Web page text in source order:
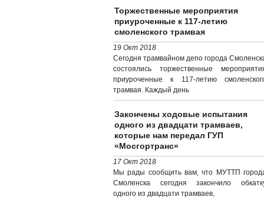
Торжественные мероприятия
приуроченные к 117-летию
смоленского трамвая
19 Окт 2018
Сегодня трамвайном депо города
состоялись торжественные
приуроченные к 117-летию
трамвая. Каждый день
Закончены ходовые испытания
одного из двадцати трамваев,
которые нам передал ГУП
«Мосгортранс»
17 Окт 2018
Мы рады сообщить вам, что МУТТП
Смоленска сегодня закончило
одного из двадцати трамваев,